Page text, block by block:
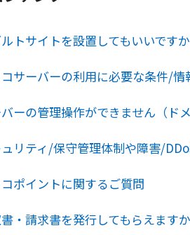
トサイトを設置してもいいです
サーバーの利用に必要な条件/情
ーの管理操作ができません（ド
リティ/保守管理体制や障害/
ポイントに関するご質問
・請求書を発行してもらえます